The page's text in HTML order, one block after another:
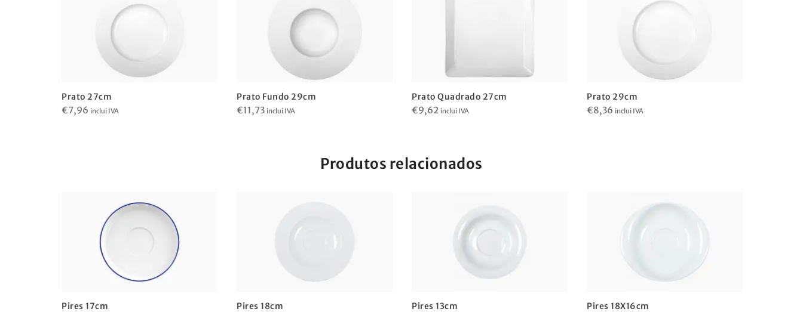
Prato 27cm
€7,96 inclui IVA
Prato Fundo 29cm
€11,73 inclui IVA
Prato Quadrado 27cm
€9,62 inclui IVA
Prato 29cm
€8,36 inclui IVA
Produtos relacionados
Pires 17cm Pires 18cm Pires 13cm Pires 18X16cm